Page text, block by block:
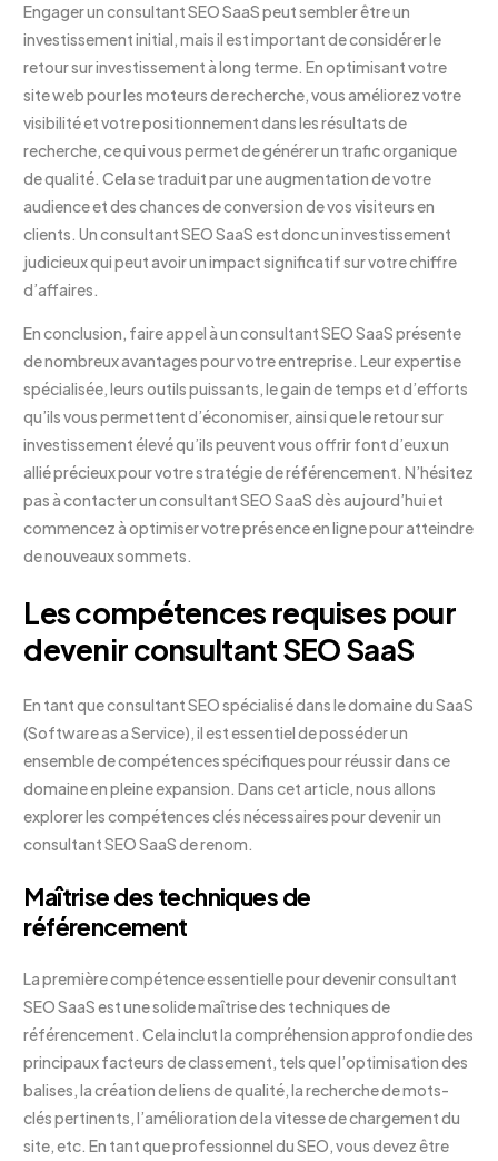
Engager un consultant SEO SaaS peut sembler être un
investissement initial, mais il est important de considérer le
retour sur investissement à long terme. En optimisant votre
site web pour les moteurs de recherche, vous améliorez votre
visibilité et votre positionnement dans les résultats de
recherche, ce qui vous permet de générer un trafic organique
de qualité. Cela se traduit par une augmentation de votre
audience et des chances de conversion de vos visiteurs en
clients. Un consultant SEO SaaS est donc un investissement
judicieux qui peut avoir un impact significatif sur votre chiffre
d’affaires.
En conclusion, faire appel à un consultant SEO SaaS présente
de nombreux avantages pour votre entreprise. Leur expertise
spécialisée, leurs outils puissants, le gain de temps et d’efforts
qu’ils vous permettent d’économiser, ainsi que le retour sur
investissement élevé qu’ils peuvent vous offrir font d’eux un
allié précieux pour votre stratégie de référencement. N’hésitez
pas à contacter un consultant SEO SaaS dès aujourd’hui et
commencez à optimiser votre présence en ligne pour atteindre
de nouveaux sommets.
Les compétences requises pour
devenir consultant SEO SaaS
En tant que consultant SEO spécialisé dans le domaine du SaaS
(Software as a Service), il est essentiel de posséder un
ensemble de compétences spécifiques pour réussir dans ce
domaine en pleine expansion. Dans cet article, nous allons
explorer les compétences clés nécessaires pour devenir un
consultant SEO SaaS de renom.
Maîtrise des techniques de
référencement
La première compétence essentielle pour devenir consultant
SEO SaaS est une solide maîtrise des techniques de
référencement. Cela inclut la compréhension approfondie des
principaux facteurs de classement, tels que l’optimisation des
balises, la création de liens de qualité, la recherche de mots-
clés pertinents, l’amélioration de la vitesse de chargement du
site, etc. En tant que professionnel du SEO, vous devez être